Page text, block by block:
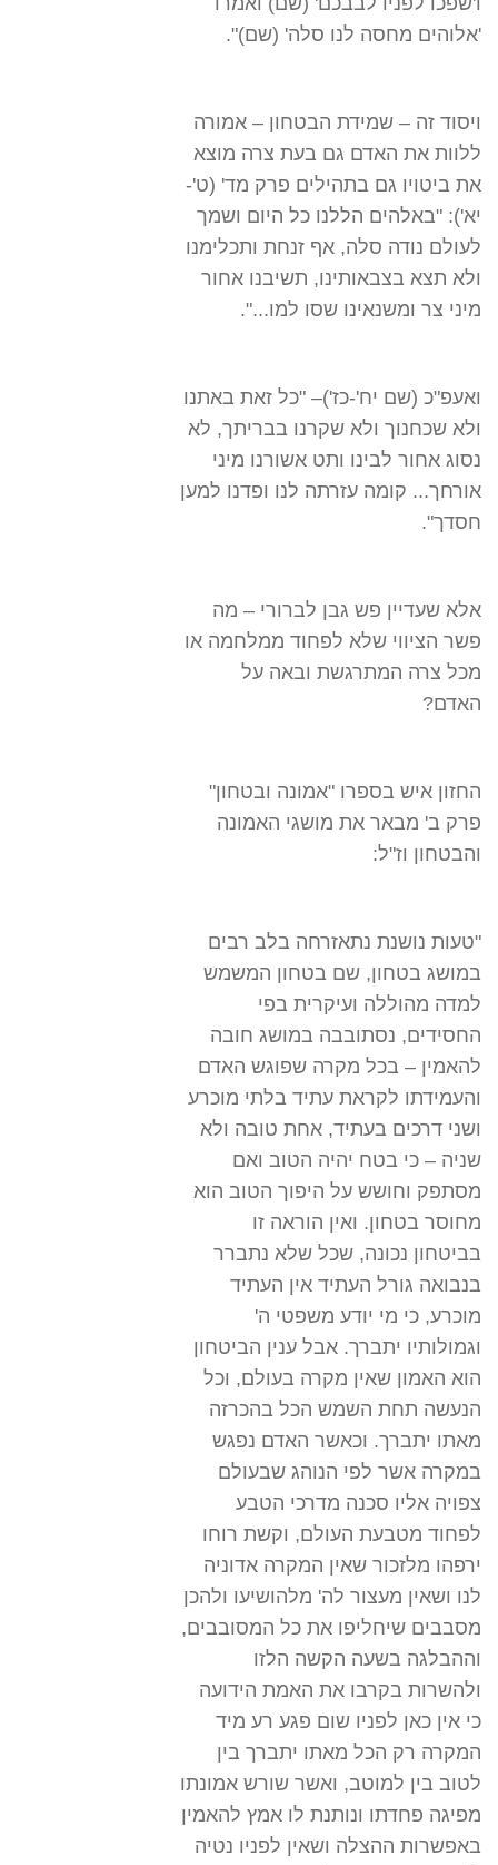
'אלוהים מחסה לנו סלה' (שם)".
ויסוד זה – שמידת הבטחון – אמורה
ללוות את האדם גם בעת צרה מוצא
את ביטויו גם בתהילים פרק מד' (ט'-
יא'): "באלהים הללנו כל היום ושמך
לעולם נודה סלה, אף זנחת ותכלימנו
ולא תצא בצבאותינו, תשיבנו אחור
מיני צר ומשנאינו שסו למו...".
ואעפ"כ (שם יח'-כז')– "כל זאת באתנו
ולא שכחנוך ולא שקרנו בבריתך, לא
נסוג אחור לבינו ותט אשורנו מיני
אורחך... קומה עזרתה לנו ופדנו למען
חסדך".
אלא שעדיין פש גבן לברורי – מה
פשר הציווי שלא לפחוד ממלחמה או
מכל צרה המתרגשת ובאה על
האדם?
החזון איש בספרו "אמונה ובטחון"
פרק ב' מבאר את מושגי האמונה
והבטחון וז"ל:
"טעות נושנת נתאזרחה בלב רבים
במושג בטחון, שם בטחון המשמש
למדה מהוללה ועיקרית בפי
החסידים, נסתובבה במושג חובה
להאמין – בכל מקרה שפוגש האדם
והעמידתו לקראת עתיד בלתי מוכרע
ושני דרכים בעתיד, אחת טובה ולא
שניה – כי בטח יהיה הטוב ואם
מסתפק וחושש על היפוך הטוב הוא
מחוסר בטחון. ואין הוראה זו
בביטחון נכונה, שכל שלא נתברר
בנבואה גורל העתיד אין העתיד
מוכרע, כי מי יודע משפטי ה'
וגמולותיו יתברך. אבל ענין הביטחון
הוא האמון שאין מקרה בעולם, וכל
הנעשה תחת השמש הכל בהכרזה
מאתו יתברך. וכאשר האדם נפגש
במקרה אשר לפי הנוהג שבעולם
צפויה אליו סכנה מדרכי הטבע
לפחוד מטבעת העולם, וקשת רוחו
ירפהו מלזכור שאין המקרה אדוניה
לנו ושאין מעצור לה' מלהושיעו ולהכן
מסבבים שיחליפו את כל המסובבים,
וההבלגה בשעה הקשה הלזו
ולהשרות בקרבו את האמת הידועה
כי אין כאן לפניו שום פגע רע מיד
המקרה רק הכל מאתו יתברך בין
לטוב בין למוטב, ואשר שורש אמונתו
מפיגה פחדתו ונותנת לו אמץ להאמין
באפשרות ההצלה ושאין לפניו נטיה